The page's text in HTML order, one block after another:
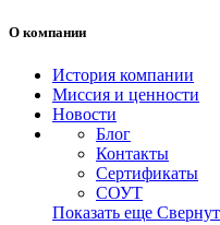
О компании
История компании
Миссия и ценности
Новости
Блог
Контакты
Сертификаты
СОУТ
Показать еще